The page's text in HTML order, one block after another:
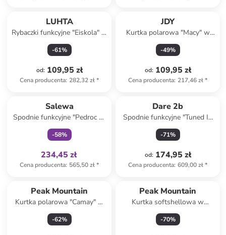
LUHTA
Rybaczki funkcyjne "Eiskola" w
kolorze czarnym
-61%
od: 109,95 zł
Cena producenta: 282,32 zł*
JDY
Kurtka polarowa "Macy" w
kolorze beżowym
-49%
od: 109,95 zł
Cena producenta: 217,46 zł*
Salewa
Spodnie funkcyjne "Pedroc 2"
w kolorze jasnobrązowym
-58%
234,45 zł
Cena producenta: 565,50 zł*
Dare 2b
Spodnie funkcyjne "Tuned In
Pro" w kolorze szarym
-71%
od: 174,95 zł
Cena producenta: 609,00 zł*
Peak Mountain
Kurtka polarowa "Camay" w
kolorze granatowym
-62%
Peak Mountain
Kurtka softshellowa w
kolorze różowym
-70%